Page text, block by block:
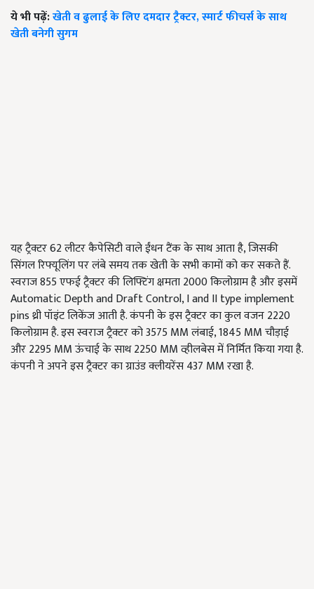
ये भी पढ़ें:खेती व ढुलाई के लिए दमदार ट्रैक्टर, स्मार्ट फीचर्स के साथ
खेती बनेगी सुगम
यह ट्रैक्टर 62 लीटर कैपेसिटी वाले ईंधन टैंक के साथ आता है, जिसकी
सिंगल रिफ्यूलिंग पर लंबे समय तक खेती के सभी कामों को कर सकते हैं.
स्वराज 855 एफई ट्रैक्टर की लिफ्टिंग क्षमता 2000 किलोग्राम है और इसमें
Automatic Depth and Draft Control, I and II type implement
pins थ्री पॉइंट लिकेंज आती है. कंपनी के इस ट्रैक्टर का कुल वजन 2220
किलोग्राम है. इस स्वराज ट्रैक्टर को 3575 MM लंबाई, 1845 MM चौड़ाई
और 2295 MM ऊंचाई के साथ 2250 MM व्हीलबेस में निर्मित किया गया है.
कंपनी ने अपने इस ट्रैक्टर का ग्राउंड क्लीयरेंस 437 MM रखा है.